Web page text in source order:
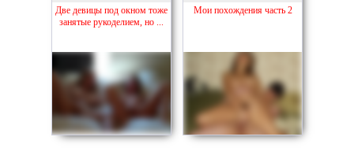
Две девицы под окном тоже
занятые рукоделием, но ...
Мои похождения часть 2